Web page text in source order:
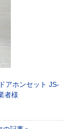
アホンセット JS-
者様